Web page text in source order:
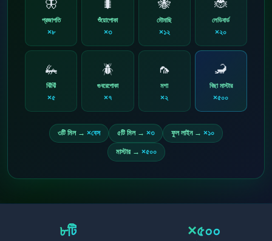
🦋
প্রজাপতি
×৮
🐛
শুঁয়োপোকা
×৩
🐝
মৌমাছি
×১২
🐞
লেডিবার্ড
×২০
🦗
ঝিঁঝিঁ
×৫
🪲
গুবরেপোকা
×৭
🦟
মশা
×২
🦂
বিছা মাস্টার
×৫০০
৩টি মিল → ×বেস ৫টি মিল → ×৩ ফুল লাইন → ×১০
মাস্টার → ×৫০০
৮টি ×৫০০